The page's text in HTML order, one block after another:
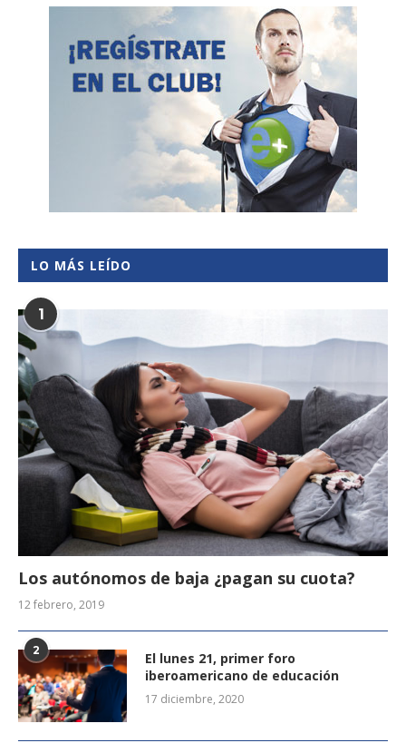
LO MÁS LEÍDO
1
Los autónomos de baja ¿pagan su cuota?
12 febrero, 2019
2
El lunes 21, primer foro
iberoamericano de educación
17 diciembre, 2020